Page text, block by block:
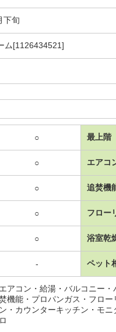
下旬
ム[1126434521]
○ 最上階
○ エアコ
○ 追焚機
○ フロー
○ 浴室乾
- ペット
エアコン・給湯・バルコニー
機能・プロパンガス・フロ
ン・カウンターキッチン・モ
ロ